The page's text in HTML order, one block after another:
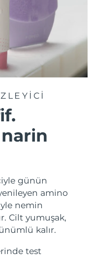
günün
amino
nemin
Cilt yumuşak,
kalır.
test